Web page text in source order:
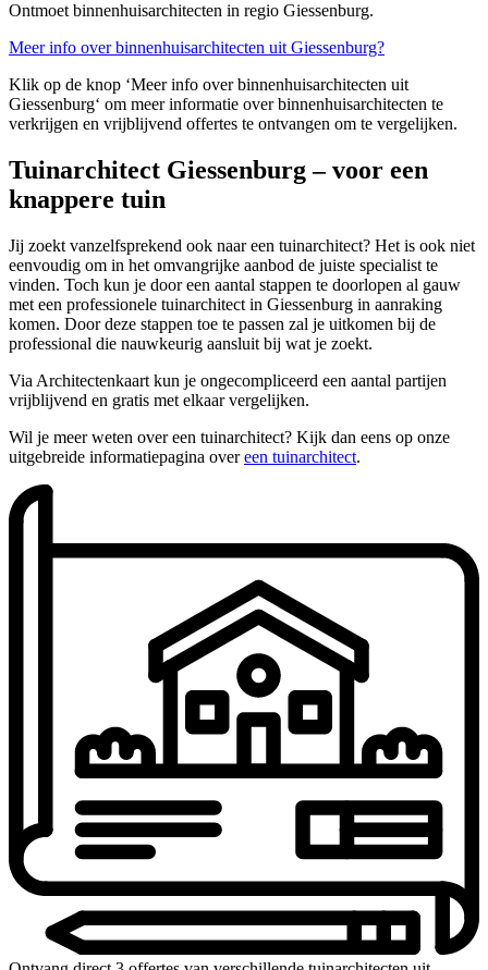
Ontmoet binnenhuisarchitecten in regio Giessenburg.
Meer info over binnenhuisarchitecten uit Giessenburg?
Klik op de knop ‘Meer info over binnenhuisarchitecten uit
Giessenburg‘ om meer informatie over binnenhuisarchitecten te
verkrijgen en vrijblijvend offertes te ontvangen om te vergelijken.
Tuinarchitect Giessenburg – voor een
knappere tuin
Jij zoekt vanzelfsprekend ook naar een tuinarchitect? Het is ook niet
eenvoudig om in het omvangrijke aanbod de juiste specialist te
vinden. Toch kun je door een aantal stappen te doorlopen al gauw
met een professionele tuinarchitect in Giessenburg in aanraking
komen. Door deze stappen toe te passen zal je uitkomen bij de
professional die nauwkeurig aansluit bij wat je zoekt.
Via Architectenkaart kun je ongecompliceerd een aantal partijen
vrijblijvend en gratis met elkaar vergelijken.
Wil je meer weten over een tuinarchitect? Kijk dan eens op onze
uitgebreide informatiepagina overeen tuinarchitect.